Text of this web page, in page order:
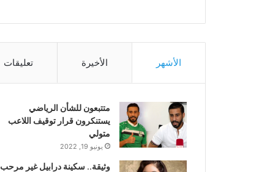
الأشهر الأخيرة تعليقات
متتبعون للشأن الرياضي
يستنكرون قرار توقيف اللاعب
متولي
يونيو 19, 2022
وثيقة.. سكينة درابيل غير مرحب